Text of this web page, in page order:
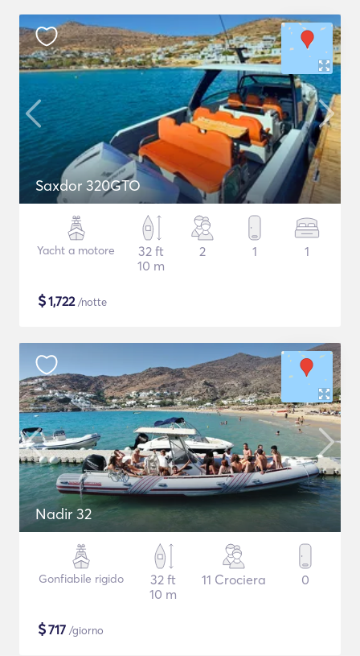
Saxdor 320GTO
Yacht a motore
32 ft
10 m
2 1 1
$1,722/notte
Nadir 32
Gonfiabile rigido
32 ft
10 m
11 Crociera 0
$717 /giorno